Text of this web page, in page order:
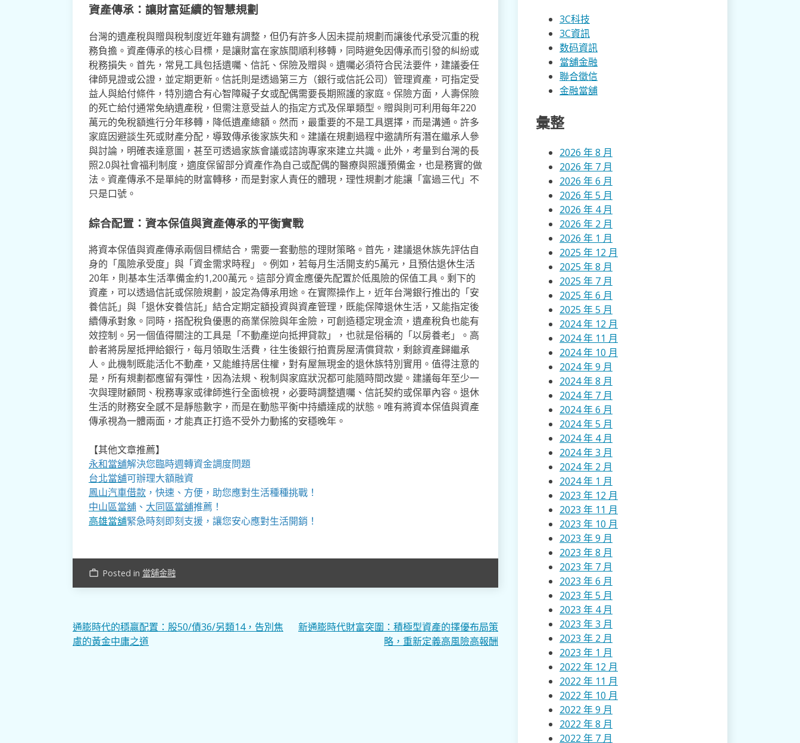
資產傳承：讓財富延續的智慧規劃
台灣的遺產稅與贈與稅制度近年雖有調整，但仍有許多人因未提前規劃而讓後代承受沉重的稅
務負擔。資產傳承的核心目標，是讓財富在家族間順利移轉，同時避免因傳承而引發的糾紛或
稅務損失。首先，常見工具包括遺囑、信託、保險及贈與。遺囑必須符合民法要件，建議委任
律師見證或公證，並定期更新。信託則是透過第三方（銀行或信託公司）管理資產，可指定受
益人與給付條件，特別適合有心智障礙子女或配偶需要長期照護的家庭。保險方面，人壽保險
的死亡給付通常免納遺產稅，但需注意受益人的指定方式及保單類型。贈與則可利用每年220
萬元的免稅額進行分年移轉，降低遺產總額。然而，最重要的不是工具選擇，而是溝通。許多
家庭因避談生死或財產分配，導致傳承後家族失和。建議在規劃過程中邀請所有潛在繼承人參
與討論，明確表達意圖，甚至可透過家族會議或諮詢專家來建立共識。此外，考量到台灣的長
照2.0與社會福利制度，適度保留部分資產作為自己或配偶的醫療與照護預備金，也是務實的做
法。資產傳承不是單純的財富轉移，而是對家人責任的體現，理性規劃才能讓「富過三代」不
只是口號。
綜合配置：資本保值與資產傳承的平衡實戰
將資本保值與資產傳承兩個目標結合，需要一套動態的理財策略。首先，建議退休族先評估自
身的「風險承受度」與「資金需求時程」。例如，若每月生活開支約5萬元，且預估退休生活
20年，則基本生活準備金約1,200萬元。這部分資金應優先配置於低風險的保值工具。剩下的
資產，可以透過信託或保險規劃，設定為傳承用途。在實際操作上，近年台灣銀行推出的「安
養信託」與「退休安養信託」結合定期定額投資與資產管理，既能保障退休生活，又能指定後
續傳承對象。同時，搭配稅負優惠的商業保險與年金險，可創造穩定現金流，遺產稅負也能有
效控制。另一個值得關注的工具是「不動產逆向抵押貸款」，也就是俗稱的「以房養老」。高
齡者將房屋抵押給銀行，每月領取生活費，往生後銀行拍賣房屋清償貸款，剩餘資產歸繼承
人。此機制既能活化不動產，又能維持居住權，對有屋無現金的退休族特別實用。值得注意的
是，所有規劃都應留有彈性，因為法規、稅制與家庭狀況都可能隨時間改變。建議每年至少一
次與理財顧問、稅務專家或律師進行全面檢視，必要時調整遺囑、信託契約或保單內容。退休
生活的財務安全感不是靜態數字，而是在動態平衡中持續達成的狀態。唯有將資本保值與資產
傳承視為一體兩面，才能真正打造不受外力動搖的安穩晚年。
【其他文章推薦】
永和當舖解決您臨時週轉資金調度問題
台北當舖可辦理大額融資
鳳山汽車借款，快速、方便，助您應對生活種種挑戰！
中山區當舖、 大同區當舖推薦！
高雄當舖緊急時刻即刻支援，讓您安心應對生活開銷！
work_outline Posted in 當舖金融
文
章
通膨時代的穩贏配置：股50/債36/另類14，告別焦
慮的黃金中庸之道
新通膨時代財富突圍：積極型資產的擇優布局策
略，重新定義高風險高報酬
3C科技
3C資訊
数码資訊
當舖金融
聯合徵信
金融當舖
彙整
2026 年 8 月
2026 年 7 月
2026 年 6 月
2026 年 5 月
2026 年 4 月
2026 年 2 月
2026 年 1 月
2025 年 12 月
2025 年 8 月
2025 年 7 月
2025 年 6 月
2025 年 5 月
2024 年 12 月
2024 年 11 月
2024 年 10 月
2024 年 9 月
2024 年 8 月
2024 年 7 月
2024 年 6 月
2024 年 5 月
2024 年 4 月
2024 年 3 月
2024 年 2 月
2024 年 1 月
2023 年 12 月
2023 年 11 月
2023 年 10 月
2023 年 9 月
2023 年 8 月
2023 年 7 月
2023 年 6 月
2023 年 5 月
2023 年 4 月
2023 年 3 月
2023 年 2 月
2023 年 1 月
2022 年 12 月
2022 年 11 月
2022 年 10 月
2022 年 9 月
2022 年 8 月
2022 年 7 月